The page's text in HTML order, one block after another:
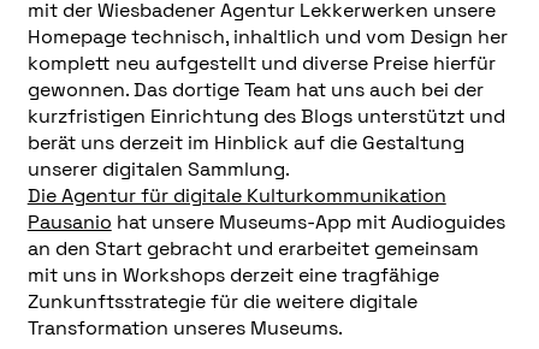
mit der Wiesbadener Agentur Lekkerwerken unsere
Homepage technisch, inhaltlich und vom Design her
komplett neu aufgestellt und diverse Preise hierfür
gewonnen. Das dortige Team hat uns auch bei der
kurzfristigen Einrichtung des Blogs unterstützt und
berät uns derzeit im Hinblick auf die Gestaltung
unserer digitalen Sammlung.
Die Agentur für digitale Kulturkommunikation
Pausanio hat unsere Museums-App mit Audioguides
an den Start gebracht und erarbeitet gemeinsam
mit uns in Workshops derzeit eine tragfähige
Zunkunftsstrategie für die weitere digitale
Transformation unseres Museums.